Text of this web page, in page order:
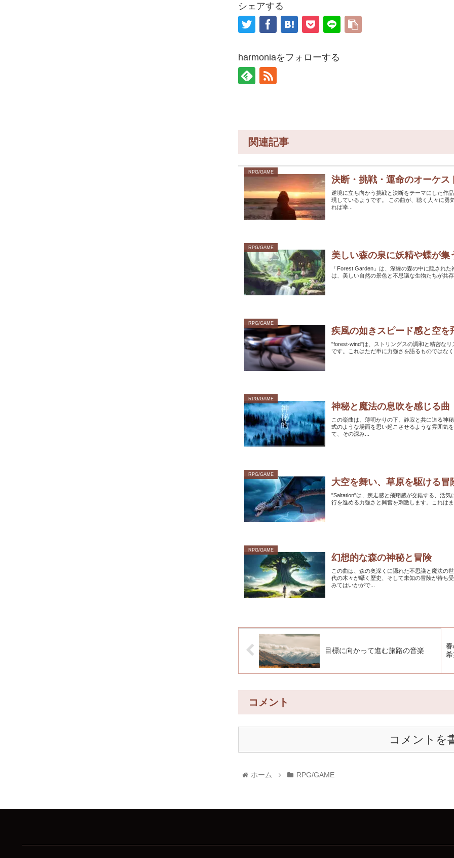
シェアする
harmoniaをフォローする
関連記事
RPG/GAME
決断・挑戦・運命のオーケス
逆境に立ち向かう挑戦と決断をテーマにした作
現しているようです。 この曲が、聴く人々に勇気を与え、何か新しいことに挑戦したり、大切な決断を下す時の支えとな
れば幸...
RPG/GAME
美しい森の泉に妖精や蝶が集
「Forest Garden」は、深緑の森の中に隠され
RPG/GAME
疾風の如きスピード感と空を
"forest-wind"は、ストリングスの調和と精密な
RPG/GAME
神秘と魔法の息吹を感じる曲
この楽曲は、薄明かりの下、静寂と共に迫る神
式のような場面を思い起こさせるような雰囲気
て、その深み...
RPG/GAME
大空を舞い、草原を駆ける冒
"Saltation"は、疾走感と飛翔感が交錯する、活
行を進める力強さと興奮を刺激します。これは
RPG/GAME
幻想的な森の神秘と冒険
この曲は、森の奥深くに隠れた不思議と魔法の
代の木々が囁く歴史、そして未知の冒険が待ち
みてはいかがで...
目標に向かって進む旅路の音楽
コメント
コメントを
ホーム RPG/GAME